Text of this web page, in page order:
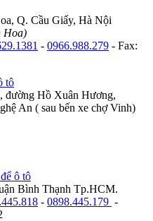
Q. Cầu Giấy, Hà Nội
Hoa)
- 0966.988.279 - Fax:
tô
đường Hồ Xuân Hương,
An ( sau bến xe chợ Vinh)
ô tô
Bình Thạnh Tp.HCM.
- 0898.445.179 -